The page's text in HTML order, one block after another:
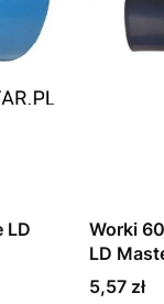
LD
Worki
LD
Cena
5,57 zł